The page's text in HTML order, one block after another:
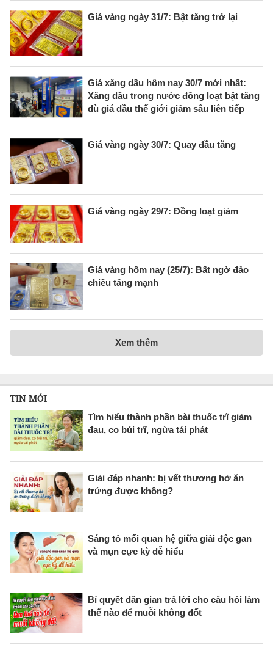
Giá vàng ngày 31/7: Bật tăng trở lại
Giá xăng dầu hôm nay 30/7 mới nhất:
Xăng dầu trong nước đồng loạt bật tăng
dù giá dầu thế giới giảm sâu liên tiếp
Giá vàng ngày 30/7: Quay đầu tăng
Giá vàng ngày 29/7: Đồng loạt giảm
Giá vàng hôm nay (25/7): Bất ngờ đảo
chiều tăng mạnh
Xem thêm
TIN MỚI
Tìm hiểu thành phần bài thuốc trĩ giảm
đau, co búi trĩ, ngừa tái phát
Giải đáp nhanh: bị vết thương hở ăn
trứng được không?
Sáng tỏ mối quan hệ giữa giải độc gan
và mụn cực kỳ dễ hiểu
Bí quyết dân gian trả lời cho câu hỏi làm
thế nào để muỗi không đốt